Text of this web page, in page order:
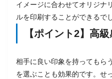
イメージに合わせてオリジナ
ルを印刷することができるで
【ポイント2】高
相手に良い印象を持ってもら
を選ぶことも効果的です。せ